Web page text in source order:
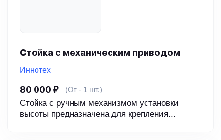
Стойка с механическим приводом
Иннотех
80 000 ₽ (От - 1 шт.)
Стойка с ручным механизмом установки
высоты предназначена для крепления...